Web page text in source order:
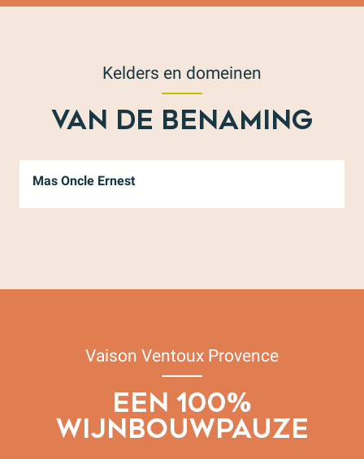
Kelders en domeinen
VAN DE BENAMING
Mas Oncle Ernest
Vaison Ventoux Provence
EEN 100%
WIJNBOUWPAUZE